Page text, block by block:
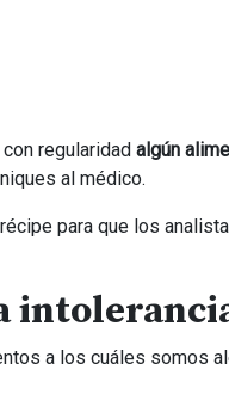
regularidad algún
al médico.
para que los
a los cuáles somos